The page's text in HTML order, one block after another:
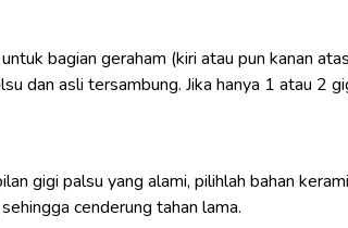
bagian geraham (kiri atau pun kanan
dan asli tersambung. Jika hanya 1 atau 2
gigi palsu yang alami, pilihlah bahan
cenderung tahan lama.